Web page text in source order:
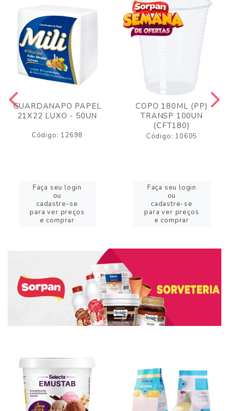
GUARDANAPO PAPEL
21X22 LUXO - 50UN
Código: 12698
Faça seu login
ou
cadastre-se
para ver preços
e comprar
COPO 180ML (PP)
TRANSP 100UN
(CFT180)
Código: 10605
Faça seu login
ou
cadastre-se
para ver preços
e comprar